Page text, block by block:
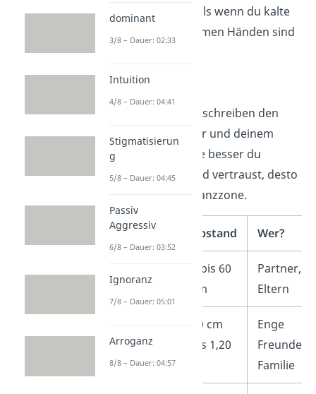
warme Hände hast als wenn du kalte
Hände hast. Mit warmen Händen sind
wir großzügiger.
Distanzzonen
Die Distanzzonen beschreiben den
Abstand zwischen dir und deinem
Gesprächspartner. Je besser du
jemanden kennst und vertraust, desto
kleiner wird die Distanzzone.
Distanzzone Abstand Wer?
0 bis 60
cm
Partner,
Eltern
Zone
60 cm
bis 1,20
Enge
Freunde,
Familie
dominant
3/8 – Dauer: 02:33
Intuition
4/8 – Dauer: 04:41
Stigmatisierun
g
5/8 – Dauer: 04:45
Passiv
Aggressiv
6/8 – Dauer: 03:52
Ignoranz
7/8 – Dauer: 05:01
Arroganz
8/8 – Dauer: 04:57